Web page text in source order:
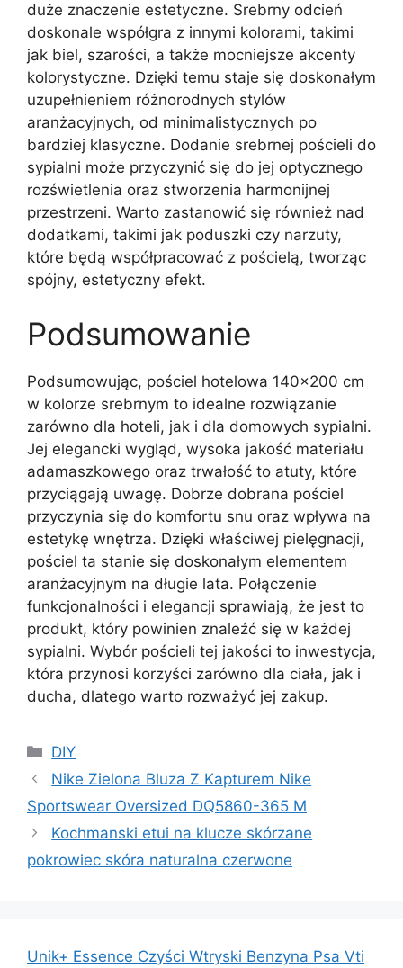
duże znaczenie estetyczne. Srebrny odcień
doskonale współgra z innymi kolorami, takimi
jak biel, szarości, a także mocniejsze akcenty
kolorystyczne. Dzięki temu staje się doskonałym
uzupełnieniem różnorodnych stylów
aranżacyjnych, od minimalistycznych po
bardziej klasyczne. Dodanie srebrnej pościeli do
sypialni może przyczynić się do jej optycznego
rozświetlenia oraz stworzenia harmonijnej
przestrzeni. Warto zastanowić się również nad
dodatkami, takimi jak poduszki czy narzuty,
które będą współpracować z pościelą, tworząc
spójny, estetyczny efekt.
Podsumowanie
Podsumowując, pościel hotelowa 140×200 cm
w kolorze srebrnym to idealne rozwiązanie
zarówno dla hoteli, jak i dla domowych sypialni.
Jej elegancki wygląd, wysoka jakość materiału
adamaszkowego oraz trwałość to atuty, które
przyciągają uwagę. Dobrze dobrana pościel
przyczynia się do komfortu snu oraz wpływa na
estetykę wnętrza. Dzięki właściwej pielęgnacji,
pościel ta stanie się doskonałym elementem
aranżacyjnym na długie lata. Połączenie
funkcjonalności i elegancji sprawiają, że jest to
produkt, który powinien znaleźć się w każdej
sypialni. Wybór pościeli tej jakości to inwestycja,
która przynosi korzyści zarówno dla ciała, jak i
ducha, dlatego warto rozważyć jej zakup.
Kategorie
DIY
Nike Zielona Bluza Z Kapturem Nike
Sportswear Oversized DQ5860-365 M
Kochmanski etui na klucze skórzane
pokrowiec skóra naturalna czerwone
Unik+ Essence Czyści Wtryski Benzyna Psa Vti